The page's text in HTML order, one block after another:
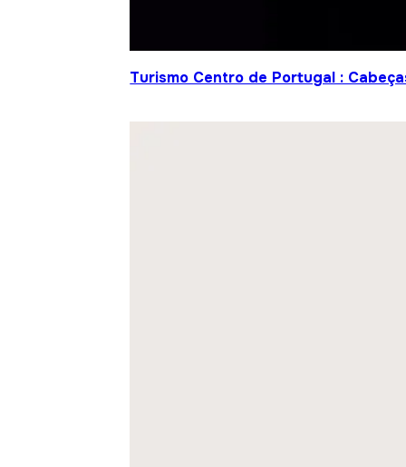
Turismo Centro de Portugal :